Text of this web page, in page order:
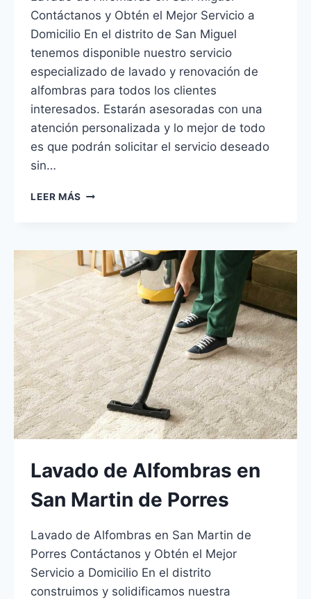
Contáctanos y Obtén el Mejor Servicio a
Domicilio En el distrito de San Miguel
tenemos disponible nuestro servicio
especializado de lavado y renovación de
alfombras para todos los clientes
interesados. Estarán asesoradas con una
atención personalizada y lo mejor de todo
es que podrán solicitar el servicio deseado
sin…
LEER MÁS LAVADO
SAN
MIGUEL
Lavado de Alfombras en
San Martin de Porres
Lavado de Alfombras en San Martin de
Porres Contáctanos y Obtén el Mejor
Servicio a Domicilio En el distrito
construimos y solidificamos nuestra